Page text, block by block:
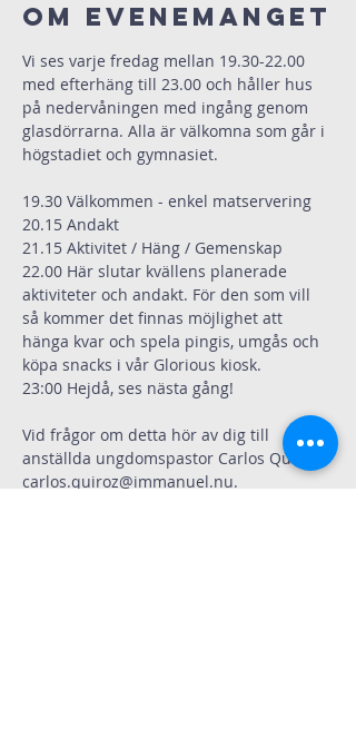
Om evenemanget
Vi ses varje fredag mellan 19.30-22.00
med efterhäng till 23.00 och håller hus
på nedervåningen med ingång genom
glasdörrarna. Alla är välkomna som går i
högstadiet och gymnasiet.
19.30 Välkommen - enkel matservering
20.15 Andakt
21.15 Aktivitet / Häng / Gemenskap
22.00 Här slutar kvällens planerade
aktiviteter och andakt. För den som vill
så kommer det finnas möjlighet att
hänga kvar och spela pingis, umgås och
köpa snacks i vår Glorious kiosk.
23:00 Hejdå, ses nästa gång!
Vid frågor om detta hör av dig till
anställda ungdomspastor Carlos Quiroz
carlos.quiroz@immanuel.nu.